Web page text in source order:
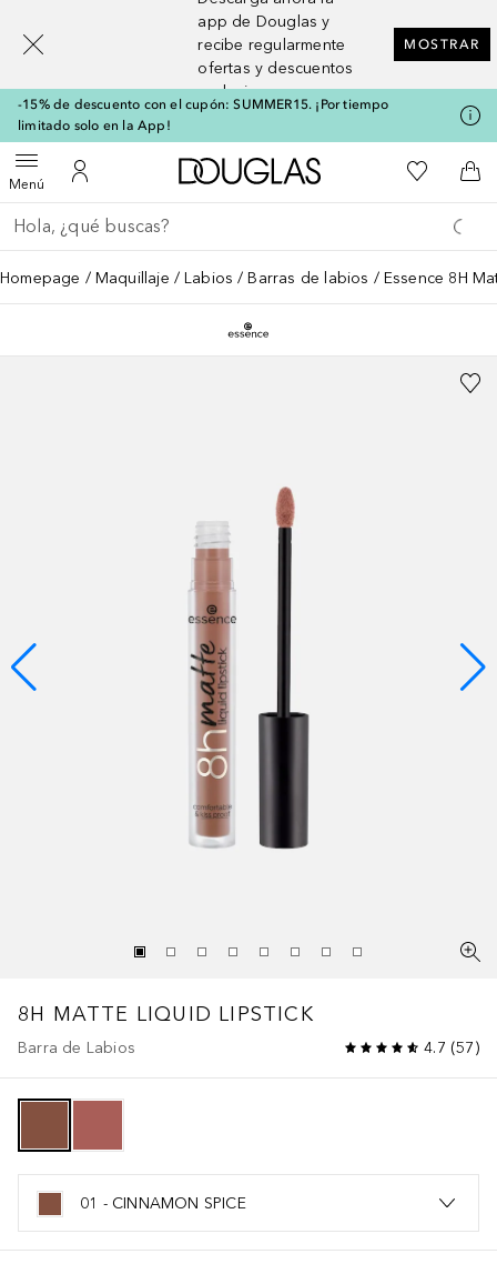
app de Douglas y
recibe regularmente
ofertas y descuentos
exclusivos
MOSTRAR
-15% de descuento con el cupón: SUMMER15. ¡Por tiempo
limitado solo en la App!
MenúAbrir menúMi cuenta
A Douglas HomeMi lista de
A
Regresar
Ejecutar búsqueda
Homepage Maquillaje Labios Barras de labios Essence 8H
8H MATTE LIQUID LIPSTICK
Barra de Labios 4.7 (57)
01 - CINNAMON SPICE
[navigation.slideout.screenreader]